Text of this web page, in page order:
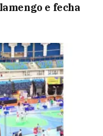
e fecha